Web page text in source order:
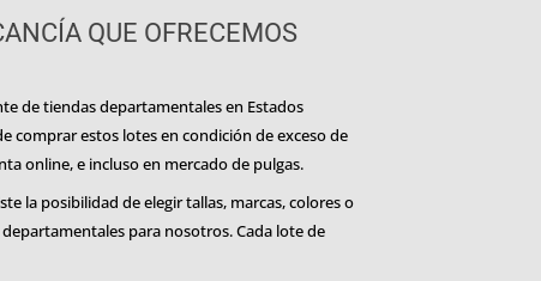
QUE OFRECEMOS
de tiendas departamentales en Estados
comprar estos lotes en condición de exceso de
online, e incluso en mercado de pulgas.
la posibilidad de elegir tallas, marcas, colores o
para nosotros. Cada lote de